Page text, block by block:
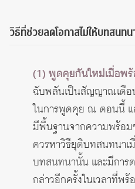
วิธีที่ช่วยลดโอกาสไม่ให้บทสนทน
(1) พูดคุยกันใหม่เมื่อพ
ฉับพลันเป็นสัญญาณเตือน
ในการพูดคุย ณ ตอนนี้ แ
มีพื้นฐานจากความพร้อม
ควรหาวิธียุติบทสนทนาเ
บทสนทนานั้น และมีการ
กล่าวอีกครั้งในเวลาที่พ